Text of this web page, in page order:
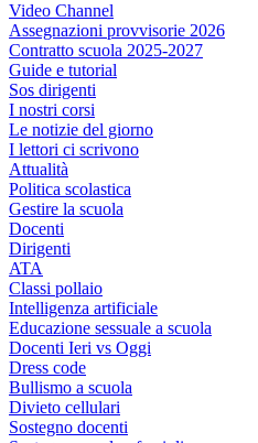
Video Channel
Assegnazioni provvisorie 2026
Contratto scuola 2025-2027
Guide e tutorial
Sos dirigenti
I nostri corsi
Le notizie del giorno
I lettori ci scrivono
Attualità
Politica scolastica
Gestire la scuola
Docenti
Dirigenti
ATA
Classi pollaio
Intelligenza artificiale
Educazione sessuale a scuola
Docenti Ieri vs Oggi
Dress code
Bullismo a scuola
Divieto cellulari
Sostegno docenti